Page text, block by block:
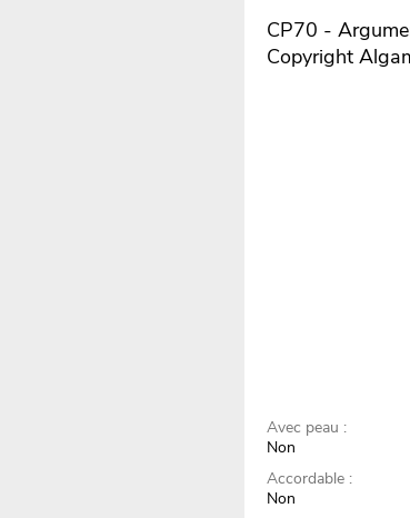
CP70 -
Copyright
Avec peau :
Non
Accordable :
Non